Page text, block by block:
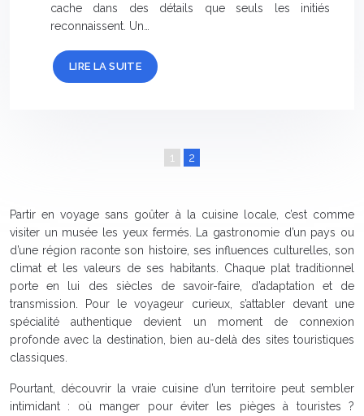
cache dans des détails que seuls les initiés
reconnaissent. Un…
LIRE LA SUITE
1 2
Partir en voyage sans goûter à la cuisine locale, c’est comme
visiter un musée les yeux fermés. La gastronomie d’un pays ou
d’une région raconte son histoire, ses influences culturelles, son
climat et les valeurs de ses habitants. Chaque plat traditionnel
porte en lui des siècles de savoir-faire, d’adaptation et de
transmission. Pour le voyageur curieux, s’attabler devant une
spécialité authentique devient un moment de connexion
profonde avec la destination, bien au-delà des sites touristiques
classiques.
Pourtant, découvrir la vraie cuisine d’un territoire peut sembler
intimidant : où manger pour éviter les pièges à touristes ?